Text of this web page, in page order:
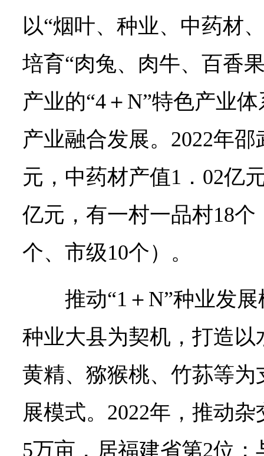
以“烟叶、种业、中药材
培育“肉兔、肉牛、百香
产业的“4＋N”特色产业
产业融合发展。2022年
元，中药材产值1．02亿
亿元，有一村一品村18
个、市级10个）。
推动“1＋N”种业发
种业大县为契机，打造
黄精、猕猴桃、竹荪等为
展模式。2022年，推动
5万亩，居福建省第2位